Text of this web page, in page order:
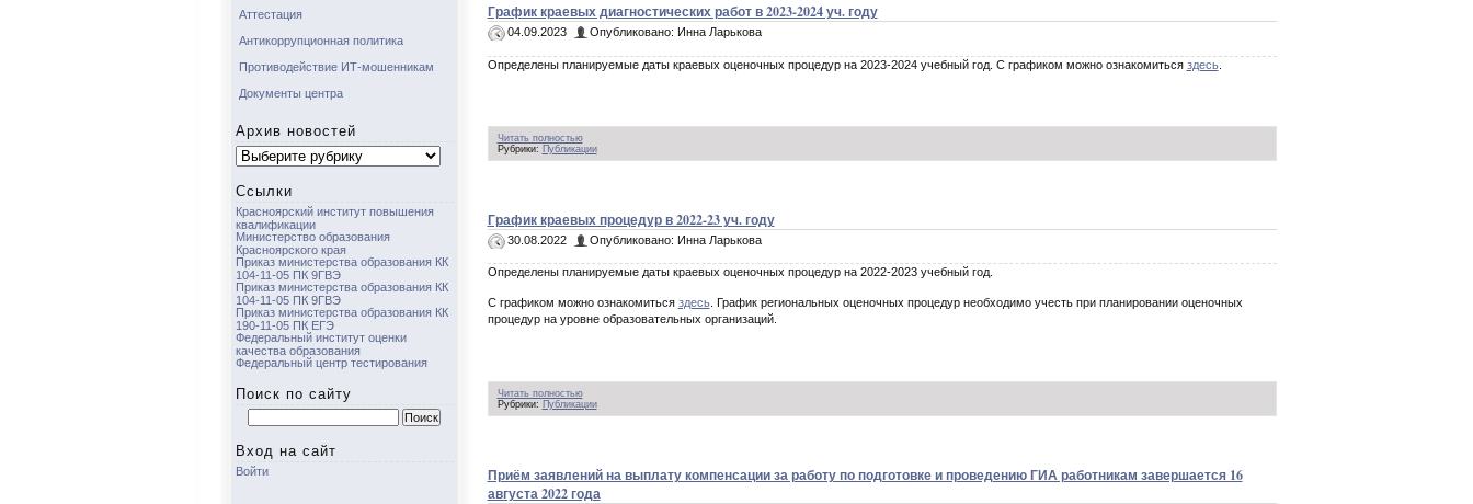
График краевых диагностических работ в 2023-2024 уч. году
04.09.2023 Опубликовано: Инна Ларькова
Определены планируемые даты краевых оценочных процедур на 2023-2024 учебный год. С графиком можно ознакомиться здесь.
Читать полностью
Рубрики: Публикации
График краевых процедур в 2022-23 уч. году
30.08.2022 Опубликовано: Инна Ларькова
Определены планируемые даты краевых оценочных процедур на 2022-2023 учебный год.
С графиком можно ознакомиться здесь. График региональных оценочных процедур необходимо учесть при планировании оценочных
процедур на уровне образовательных организаций.
Читать полностью
Рубрики: Публикации
Приём заявлений на выплату компенсации за работу по подготовке и проведению ГИА работникам завершается 16
августа 2022 года
Аттестация
Антикоррупционная политика
Противодействие ИТ-мошенникам
Документы центра
Архив новостей
Архив
новостей
Ссылки
Красноярский институт повышения
квалификации
Министерство образования
Красноярского края
Приказ министерства образования КК
104-11-05 ПК 9ГВЭ
Приказ министерства образования КК
104-11-05 ПК 9ГВЭ
Приказ министерства образования КК
190-11-05 ПК ЕГЭ
Федеральный институт оценки
качества образования
Федеральный центр тестирования
Поиск по сайту
Найти:
Вход на сайт
Войти